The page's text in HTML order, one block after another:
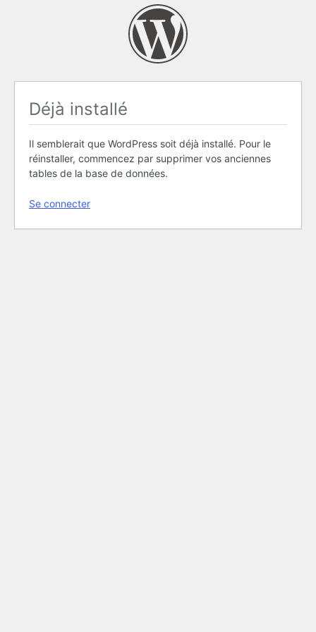
Déjà installé
Il semblerait que WordPress soit déjà installé. Pour le
réinstaller, commencez par supprimer vos anciennes
tables de la base de données.
Se connecter